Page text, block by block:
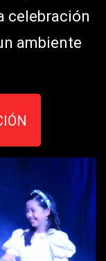
celebración
ambiente